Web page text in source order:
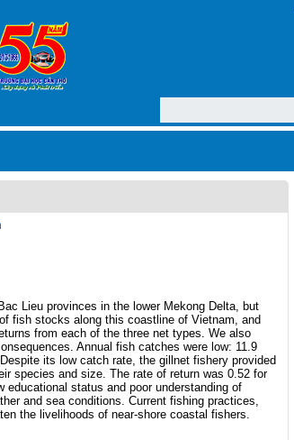
Lieu provinces in the lower Mekong Delta, but
fish stocks along this coastline of Vietnam, and
from each of the three net types. We also
Annual fish catches were low: 11.9
its low catch rate, the gillnet fishery provided
species and size. The rate of return was 0.52 for
status and poor understanding of
and sea conditions. Current fishing practices,
the livelihoods of near-shore coastal fishers.